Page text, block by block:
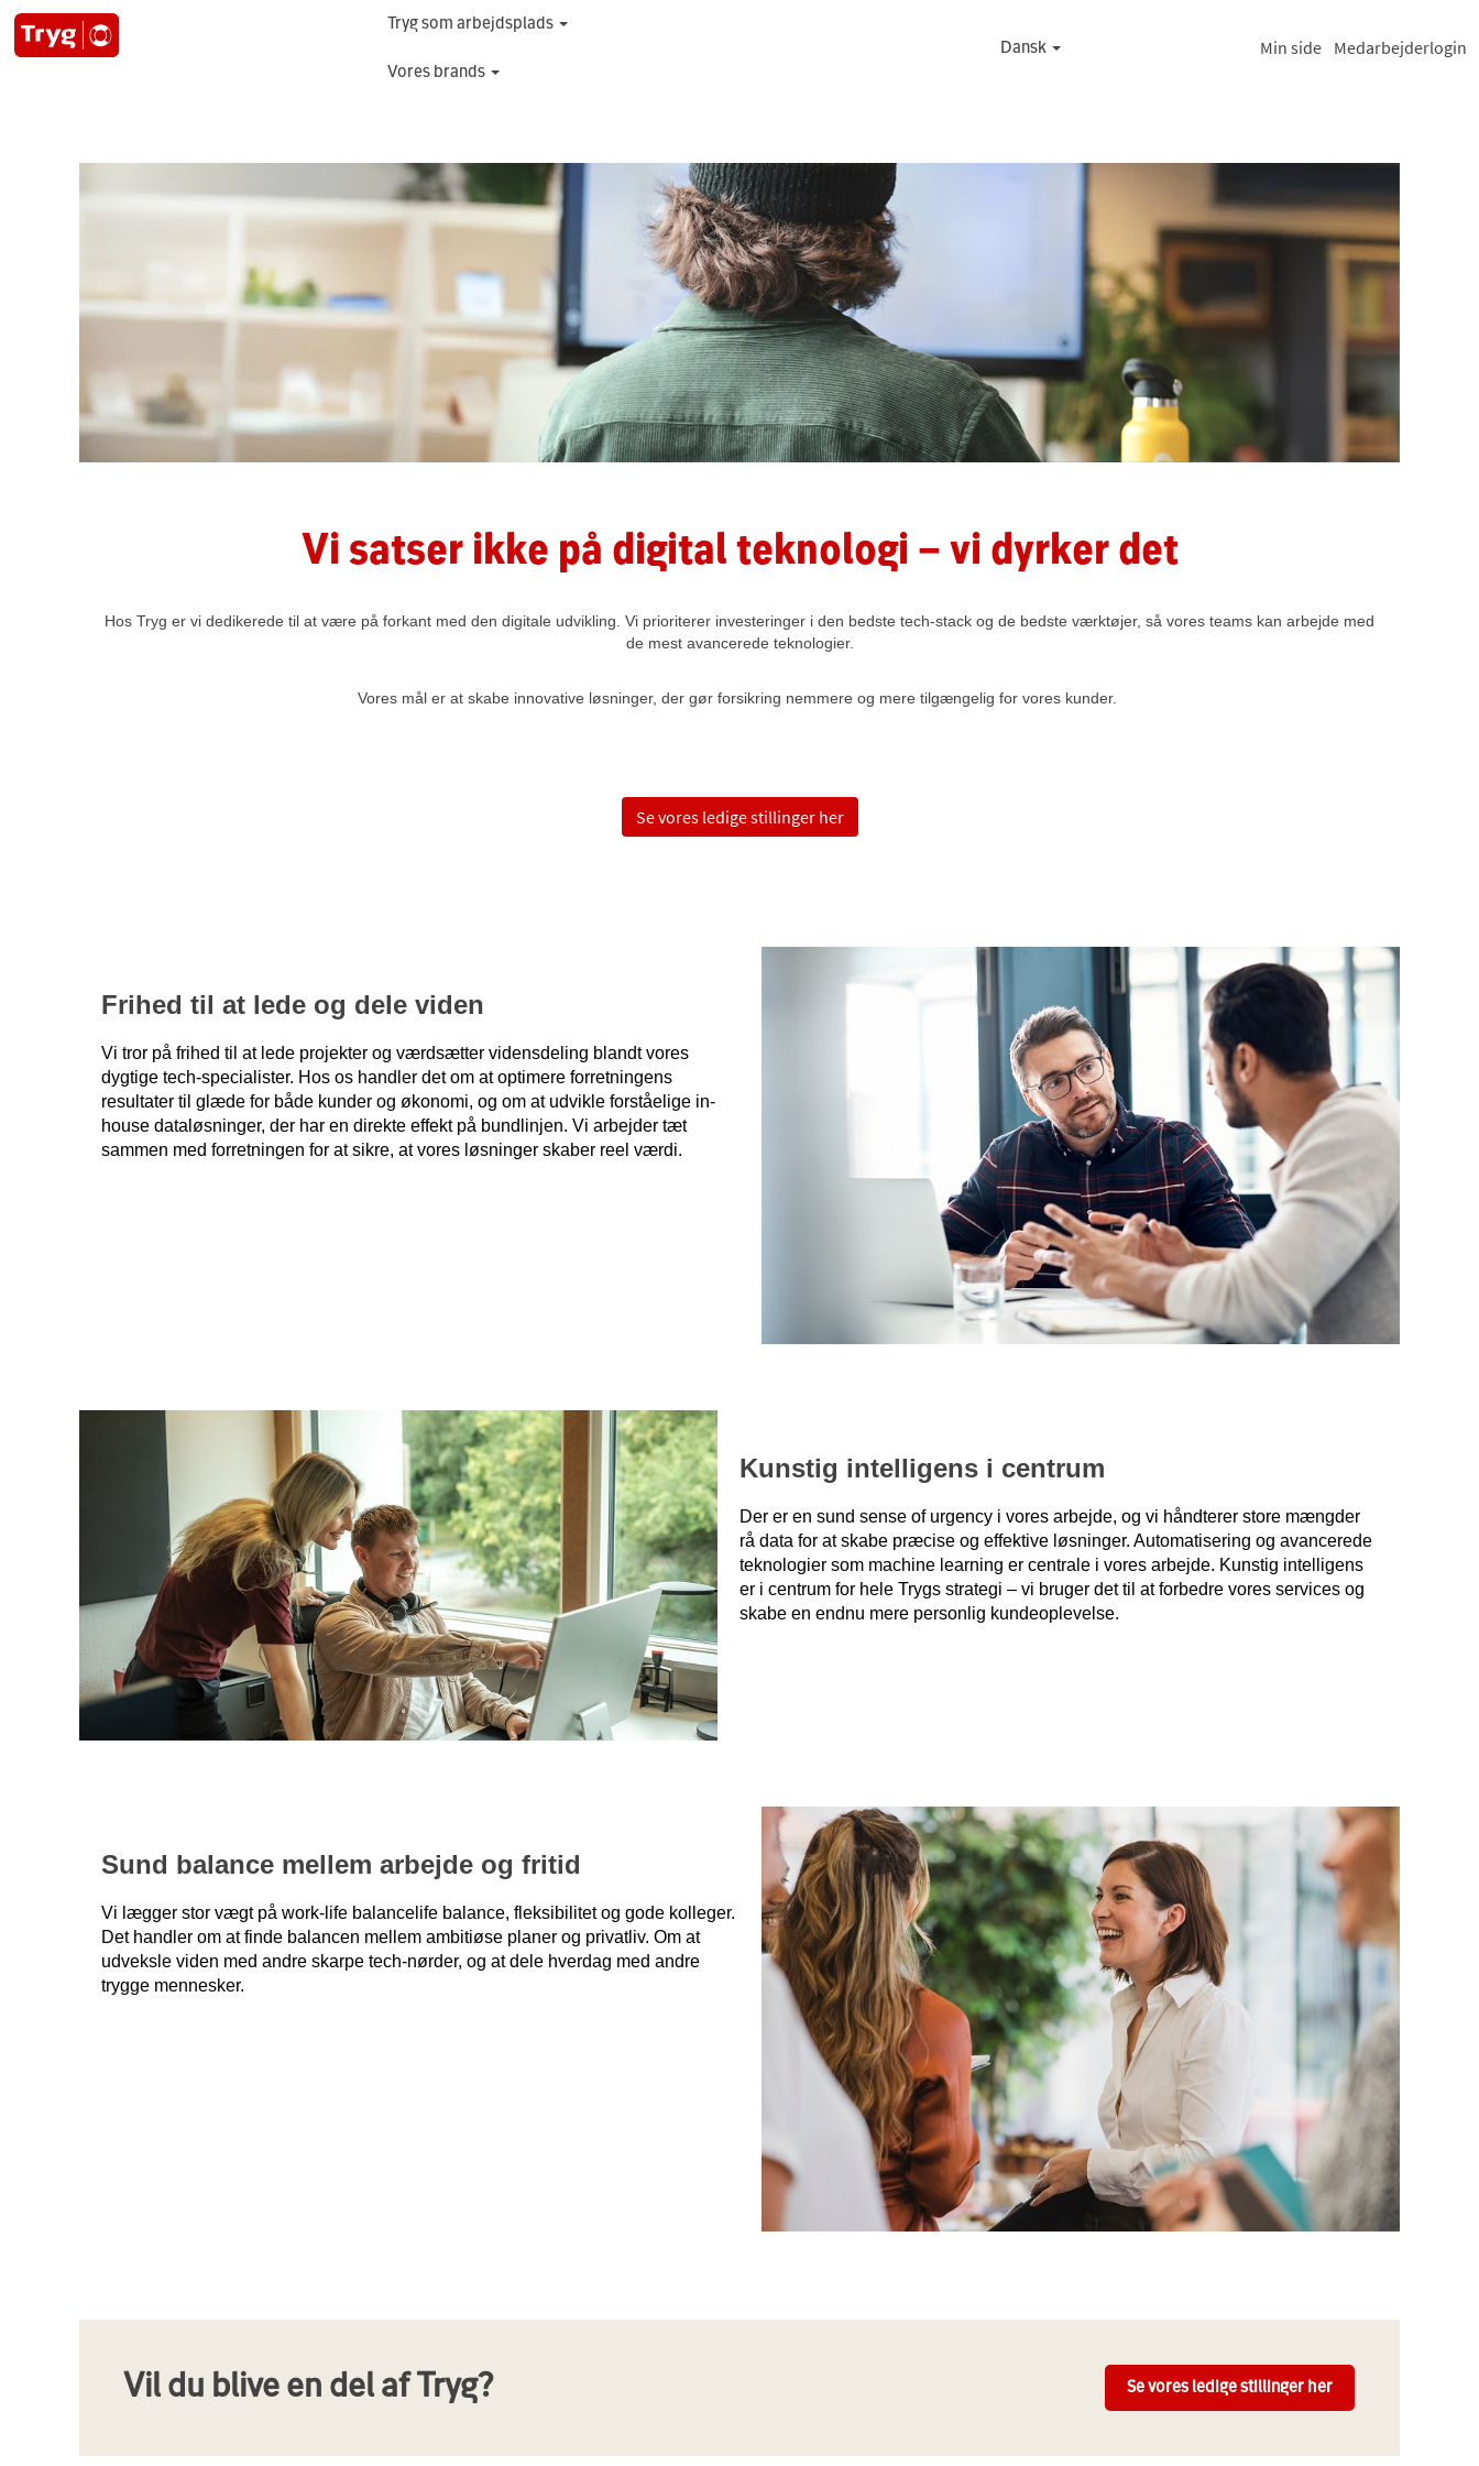
Tryg som arbejdsplads
Vores brands
Dansk Min side Medarbejderlogin
Vi satser ikke på digital teknologi – vi dyrker det
Hos Tryg er vi dedikerede til at være på forkant med den digitale udvikling. Vi prioriterer investeringer i den bedste tech-stack og de bedste værktøjer, så vores teams kan arbejde med
de mest avancerede teknologier.
Vores mål er at skabe innovative løsninger, der gør forsikring nemmere og mere tilgængelig for vores kunder.
Se vores ledige stillinger her
Frihed til at lede og dele viden
Vi tror på frihed til at lede projekter og værdsætter vidensdeling blandt vores
dygtige tech-specialister. Hos os handler det om at optimere forretningens
resultater til glæde for både kunder og økonomi, og om at udvikle forståelige in-
house dataløsninger, der har en direkte effekt på bundlinjen. Vi arbejder tæt
sammen med forretningen for at sikre, at vores løsninger skaber reel værdi.
Kunstig intelligens i centrum
Der er en sund sense of urgency i vores arbejde, og vi håndterer store mængder
rå data for at skabe præcise og effektive løsninger. Automatisering og avancerede
teknologier som machine learning er centrale i vores arbejde. Kunstig intelligens
er i centrum for hele Trygs strategi – vi bruger det til at forbedre vores services og
skabe en endnu mere personlig kundeoplevelse.
Sund balance mellem arbejde og fritid
Vi lægger stor vægt på work-life balancelife balance, fleksibilitet og gode kolleger.
Det handler om at finde balancen mellem ambitiøse planer og privatliv. Om at
udveksle viden med andre skarpe tech-nørder, og at dele hverdag med andre
trygge mennesker.
Vil du blive en del af Tryg? Se vores ledige stillinger her